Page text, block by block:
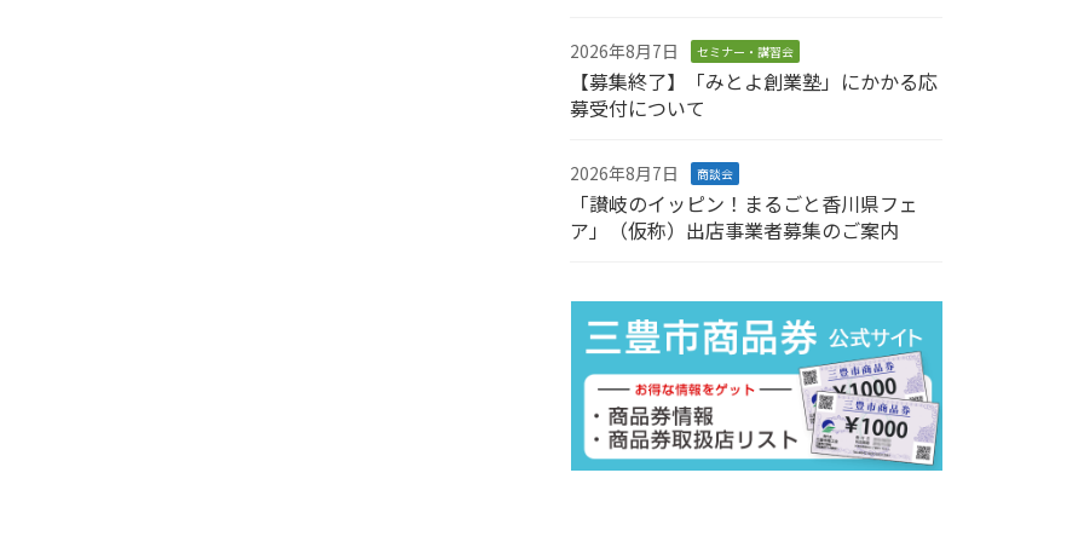
2026年8月7日 セミナー・講習会
【募集終了】「みとよ創業塾」にかかる応
募受付について
2026年8月7日 商談会
「讃岐のイッピン！まるごと香川県フェ
ア」（仮称）出店事業者募集のご案内